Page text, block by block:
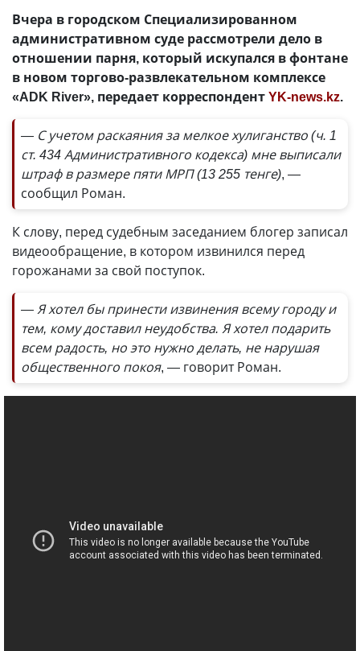
Вчера в городском Специализированном
административном суде рассмотрели дело в
отношении парня, который искупался в фонтане
в новом торгово-развлекательном комплексе
«ADK River», передает корреспондентYK-news.kz.
— С учетом раскаяния за мелкое хулиганство (ч. 1
ст. 434 Административного кодекса) мне выписали
штраф в размере пяти МРП (13 255 тенге), —
сообщил Роман.
К слову, перед судебным заседанием блогер записал
видеообращение, в котором извинился перед
горожанами за свой поступок.
— Я хотел бы принести извинения всему городу и
тем, кому доставил неудобства. Я хотел подарить
всем радость, но это нужно делать, не нарушая
общественного покоя, — говорит Роман.